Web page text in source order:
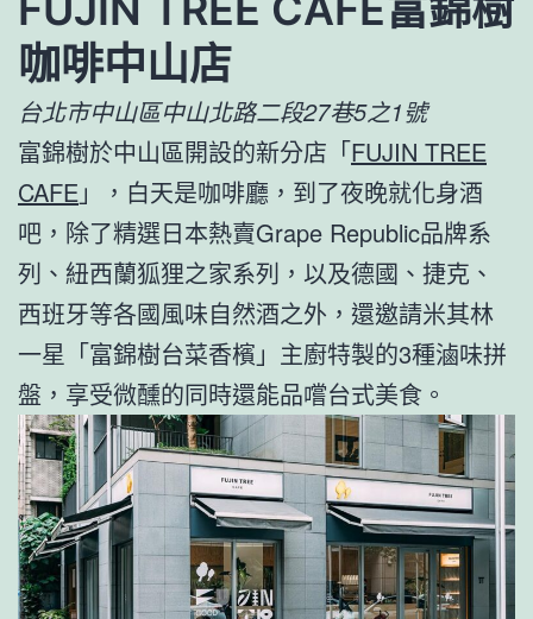
咖啡中山店
台北市中山區中山北路二段27巷5之1號
富錦樹於中山區開設的新分店「FUJIN TREE
CAFE」，白天是咖啡廳，到了夜晚就化身酒
吧，除了精選日本熱賣Grape Republic品牌系
列、紐西蘭狐狸之家系列，以及德國、捷克、
西班牙等各國風味自然酒之外，還邀請米其林
一星「富錦樹台菜香檳」主廚特製的3種滷味拼
盤，享受微醺的同時還能品嚐台式美食。